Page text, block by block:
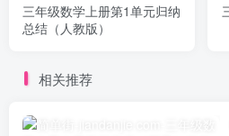
三年级数学上册第1单元归纳
总结（人教版）
相关推荐